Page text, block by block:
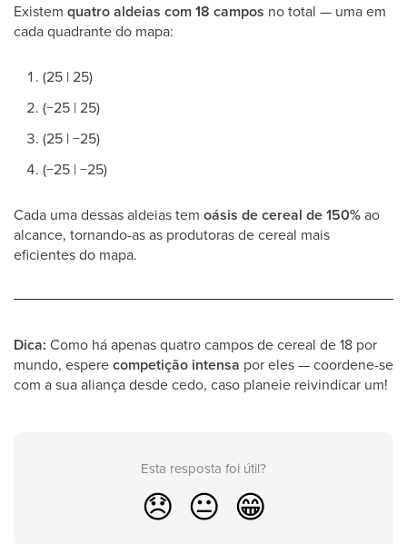
Existem quatro aldeias com 18 campos no total — uma em
cada quadrante do mapa:
(25 | 25)
(−25 | 25)
(25 | −25)
(−25 | −25)
Cada uma dessas aldeias tem oásis de cereal de 150%ao
alcance, tornando-as as produtoras de cereal mais
eficientes do mapa.
Dica: Como há apenas quatro campos de cereal de 18 por
mundo, esperecompetição intensa por eles — coordene-se
com a sua aliança desde cedo, caso planeie reivindicar um!
Esta resposta foi útil?
😞 😐 😁